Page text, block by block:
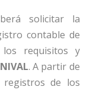
solicitar la
contable de
los requisitos y
. A partir de
registros de los